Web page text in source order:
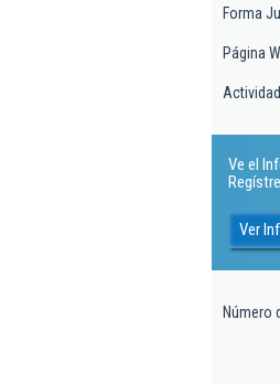
Forma
Página
Actividad
Ve el
Ver
Número